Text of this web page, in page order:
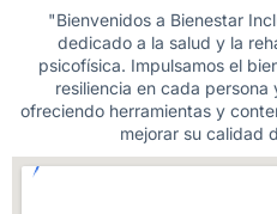
"Bienvenidos a Bienestar
dedicado a la salud y la
psicofísica. Impulsamos el
resiliencia en cada persona
ofreciendo herramientas y
mejorar su calidad